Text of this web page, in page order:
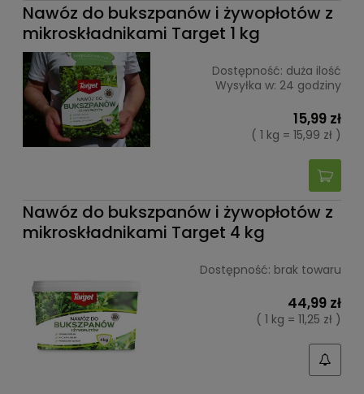
Nawóz do bukszpanów i żywopłotów z
mikroskładnikami Target 1 kg
Dostępność: duża ilość
Wysyłka w: 24 godziny
15,99 zł
( 1 kg = 15,99 zł )
Nawóz do bukszpanów i żywopłotów z
mikroskładnikami Target 4 kg
Dostępność: brak towaru
44,99 zł
( 1 kg = 11,25 zł )